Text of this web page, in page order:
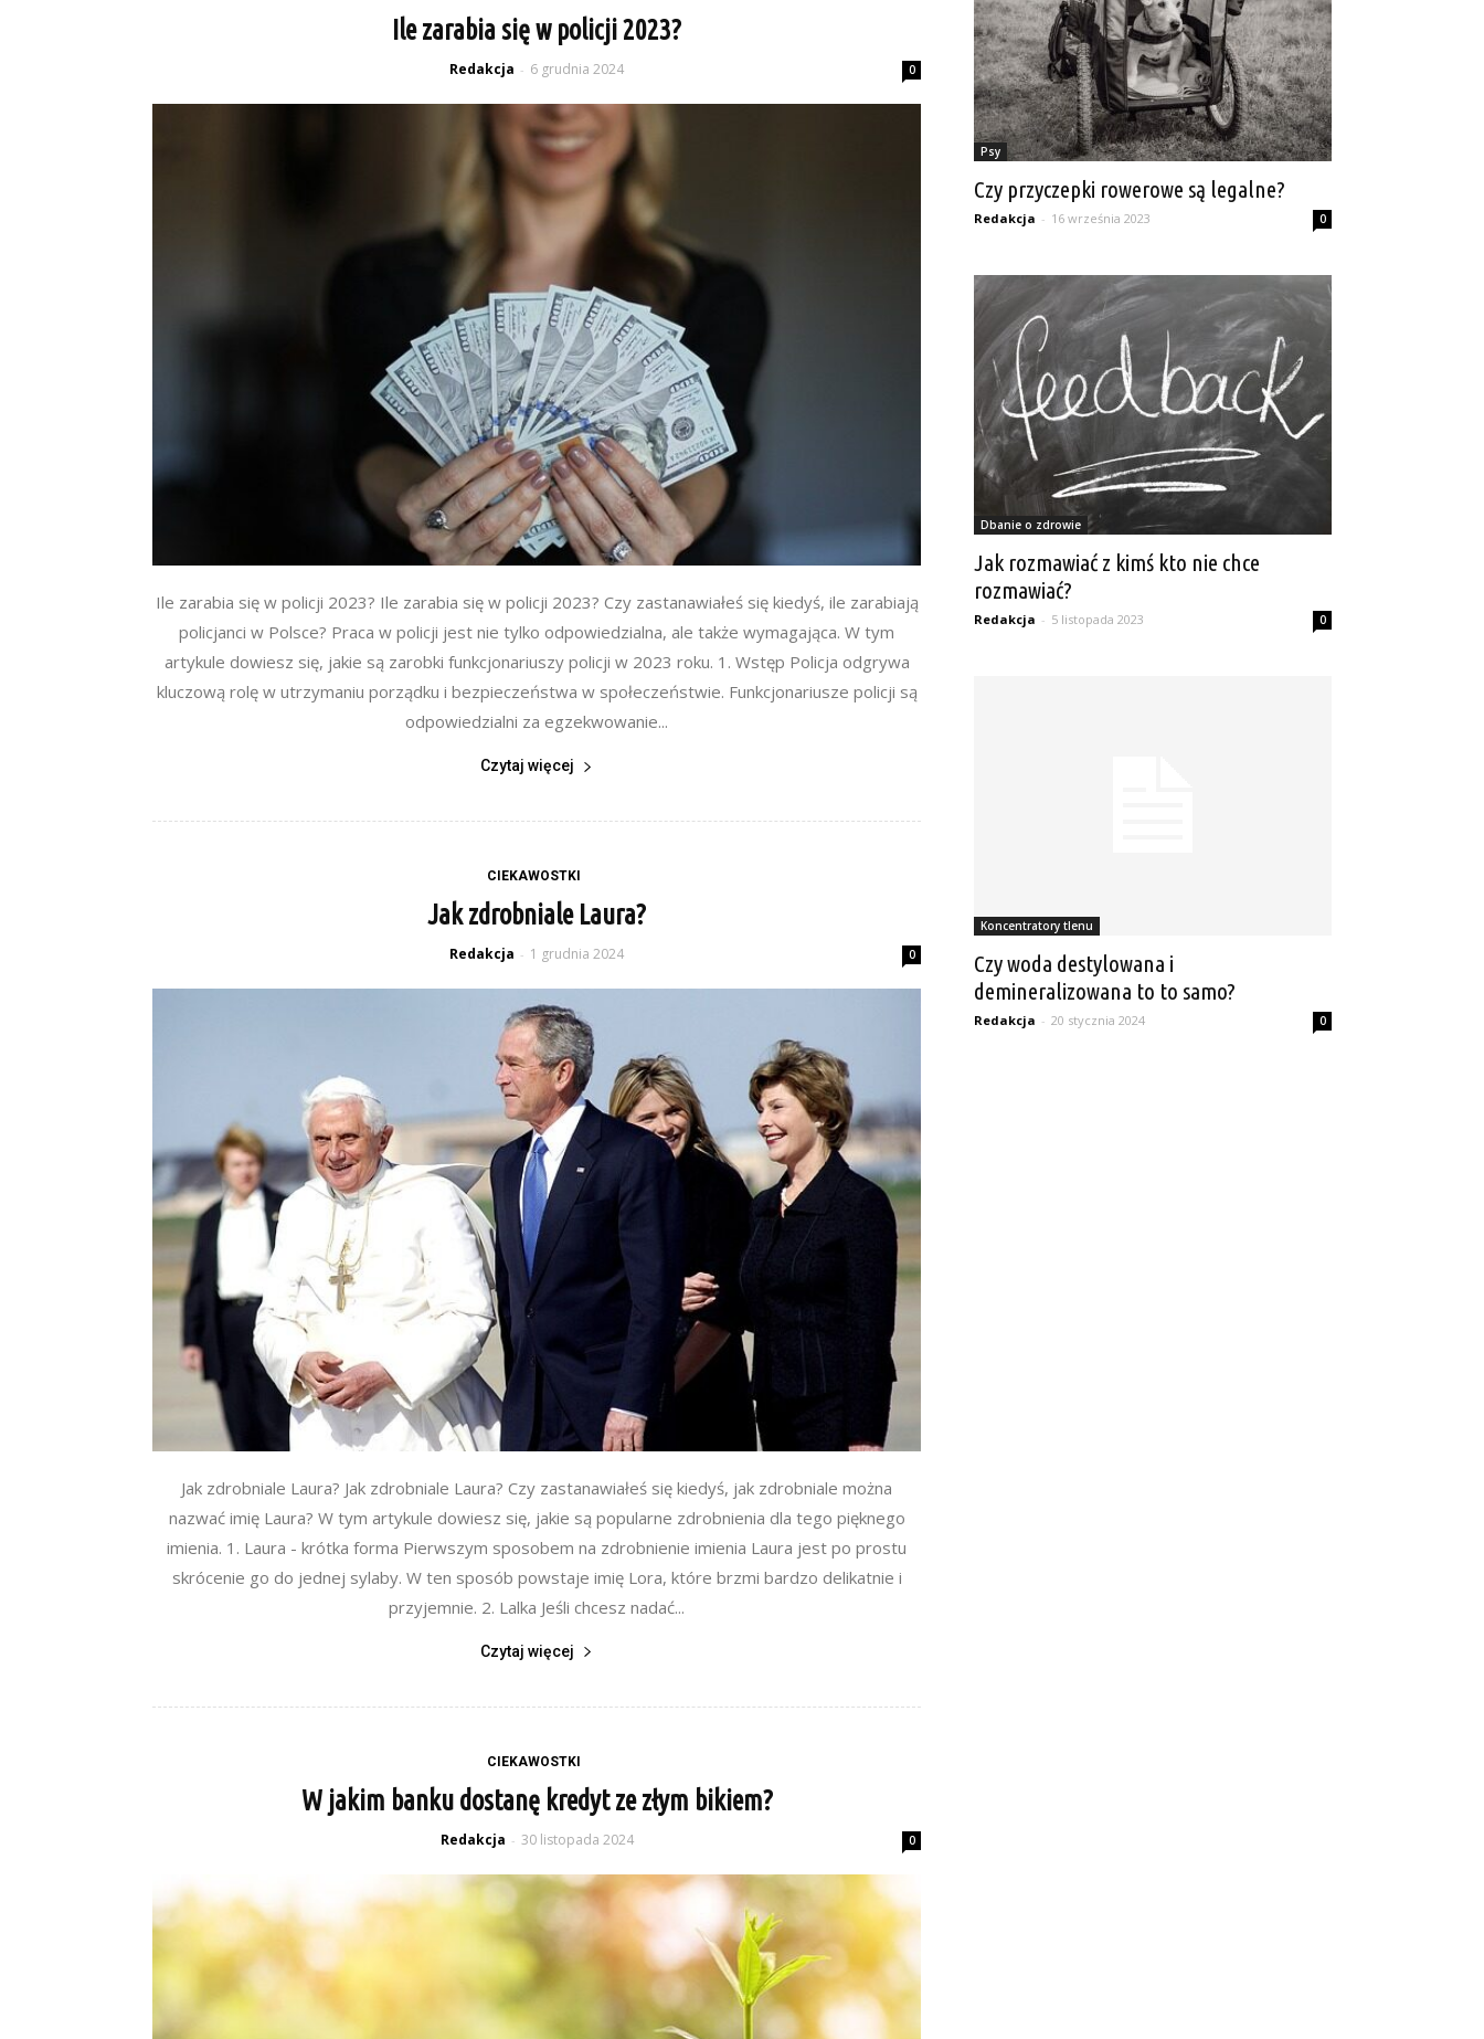
Ile zarabia się w policji 2023?
Redakcja - 6 grudnia 2024 0
Ile zarabia się w policji 2023? Ile zarabia się w policji 2023? Czy zastanawiałeś się kiedyś, ile zarabiają
policjanci w Polsce? Praca w policji jest nie tylko odpowiedzialna, ale także wymagająca. W tym
artykule dowiesz się, jakie są zarobki funkcjonariuszy policji w 2023 roku. 1. Wstęp Policja odgrywa
kluczową rolę w utrzymaniu porządku i bezpieczeństwa w społeczeństwie. Funkcjonariusze policji są
odpowiedzialni za egzekwowanie...
Czytaj więcej
CIEKAWOSTKI
Jak zdrobniale Laura?
Redakcja - 1 grudnia 2024 0
Jak zdrobniale Laura? Jak zdrobniale Laura? Czy zastanawiałeś się kiedyś, jak zdrobniale można
nazwać imię Laura? W tym artykule dowiesz się, jakie są popularne zdrobnienia dla tego pięknego
imienia. 1. Laura - krótka forma Pierwszym sposobem na zdrobnienie imienia Laura jest po prostu
skrócenie go do jednej sylaby. W ten sposób powstaje imię Lora, które brzmi bardzo delikatnie i
przyjemnie. 2. Lalka Jeśli chcesz nadać...
Czytaj więcej
CIEKAWOSTKI
W jakim banku dostanę kredyt ze złym bikiem?
Redakcja - 30 listopada 2024 0
Psy
Czy przyczepki rowerowe są legalne?
Redakcja - 16 września 2023 0
Dbanie o zdrowie
Jak rozmawiać z kimś kto nie chce
rozmawiać?
Redakcja - 5 listopada 2023 0
Koncentratory tlenu
Czy woda destylowana i
demineralizowana to to samo?
Redakcja - 20 stycznia 2024 0